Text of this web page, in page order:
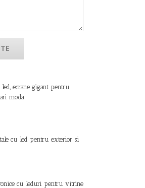
ecrane gigant pentru
moda
cu led pentru exterior si
cu leduri pentru vitrine